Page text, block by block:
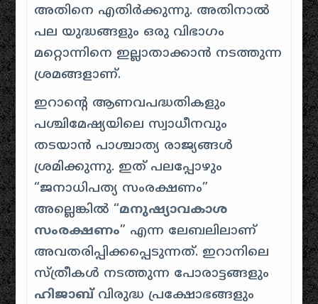
അതിനെ എതിർക്കുന്നു. അതിനാൽ
പല യുദ്ധങ്ങളും ഒരു വിഭാഗം
മറ്റൊന്നിനെ ഇല്ലാതാക്കാൻ നടത്തുന്ന
ശ്രമങ്ങളാണ്.
ഇറാന്റെ ആണവപദ്ധതികളും
പശ്ചിമേഷ്യയിലെ സ്വാധീനവും
തടയാൻ പാശ്ചാത്യ രാജ്യങ്ങൾ
ശ്രമിക്കുന്നു. ഇത് പലപ്പോഴും
“ജനാധിപത്യ സംരക്ഷണം”
അല്ലെങ്കിൽ “മനുഷ്യാവകാശ
സംരക്ഷണം” എന്ന ലേബലിലാണ്
അവതരിപ്പിക്കപ്പെടുന്നത്. ഇറാനിലെ
സ്ത്രീകൾ നടത്തുന്ന പോരാട്ടങ്ങളും
ഹിജാബ്വിരുദ്ധ പ്രക്ഷോഭങ്ങളും